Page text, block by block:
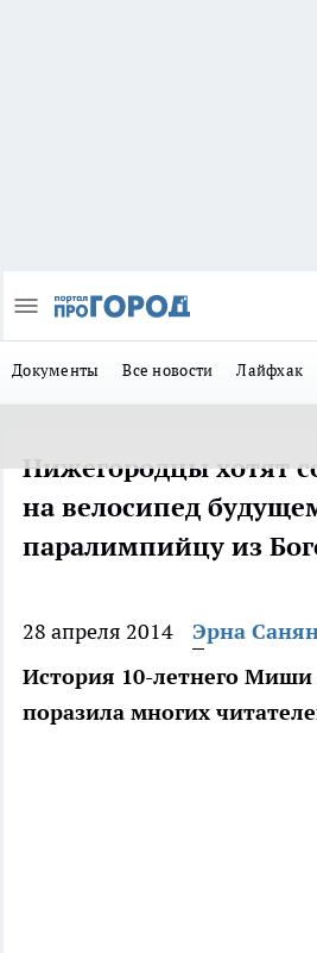
Документы Все новости Лайфхак
Нижегородцы хотят
на велосипед
паралимпийцу из
28 апреля 2014
Эрна
История 10-летнего Миши
поразила многих